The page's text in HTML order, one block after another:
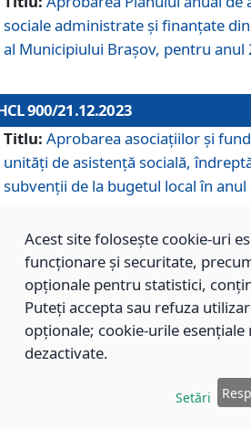
sociale administrate și finanțate
al Municipiului Brașov, pentru anul
900/21.12.2023
Titlu: Aprobarea asociațiilor şi
unități de asistenţă socială,
subvenţii de la bugetul local în anul
899/21.12.2023
Aprobarea standardelor de
sociale furnizate în cadrul Direcției
Brașov, pentru anul 2024.
Modificarea Anexei la H.C.L.
Acest site folosește cookie-uri
funcționare și securitate,
opționale pentru statistici,
Puteți accepta sau refuza
opționale; cookie-urile esențiale
dezactivate.
Setări